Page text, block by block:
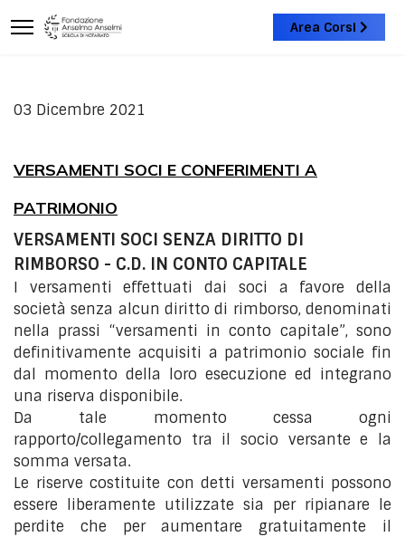
Area Corsi
03 Dicembre 2021
VERSAMENTI SOCI E CONFERIMENTI A
PATRIMONIO
VERSAMENTI SOCI SENZA DIRITTO DI
RIMBORSO - C.D. IN CONTO CAPITALE
I versamenti effettuati dai soci a favore della
società senza alcun diritto di rimborso, denominati
nella prassi “versamenti in conto capitale”, sono
definitivamente acquisiti a patrimonio sociale fin
dal momento della loro esecuzione ed integrano
una riserva disponibile.
Da tale momento cessa ogni
rapporto/collegamento tra il socio versante e la
somma versata.
Le riserve costituite con detti versamenti possono
essere liberamente utilizzate sia per ripianare le
perdite che per aumentare gratuitamente il